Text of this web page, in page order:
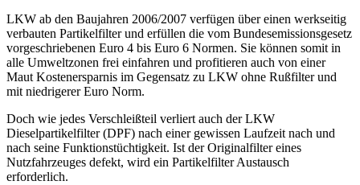
LKW ab den Baujahren 2006/2007 verfügen über einen werkseitig
verbauten Partikelfilter und erfüllen die vom Bundesemissionsgesetz
vorgeschriebenen Euro 4 bis Euro 6 Normen. Sie können somit in
alle Umweltzonen frei einfahren und profitieren auch von einer
Maut Kostenersparnis im Gegensatz zu LKW ohne Rußfilter und
mit niedrigerer Euro Norm.
Doch wie jedes Verschleißteil verliert auch der LKW
Dieselpartikelfilter (DPF) nach einer gewissen Laufzeit nach und
nach seine Funktionstüchtigkeit. Ist der Originalfilter eines
Nutzfahrzeuges defekt, wird ein Partikelfilter Austausch
erforderlich.